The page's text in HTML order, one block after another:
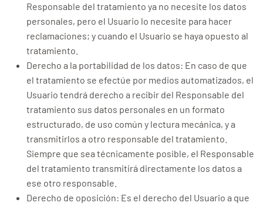
Responsable del tratamiento ya no necesite los datos
personales, pero el Usuario lo necesite para hacer
reclamaciones; y cuando el Usuario se haya opuesto al
tratamiento.
Derecho a la portabilidad de los datos: En caso de que
el tratamiento se efectúe por medios automatizados, el
Usuario tendrá derecho a recibir del Responsable del
tratamiento sus datos personales en un formato
estructurado, de uso común y lectura mecánica, y a
transmitirlos a otro responsable del tratamiento.
Siempre que sea técnicamente posible, el Responsable
del tratamiento transmitirá directamente los datos a
ese otro responsable.
Derecho de oposición: Es el derecho del Usuario a que